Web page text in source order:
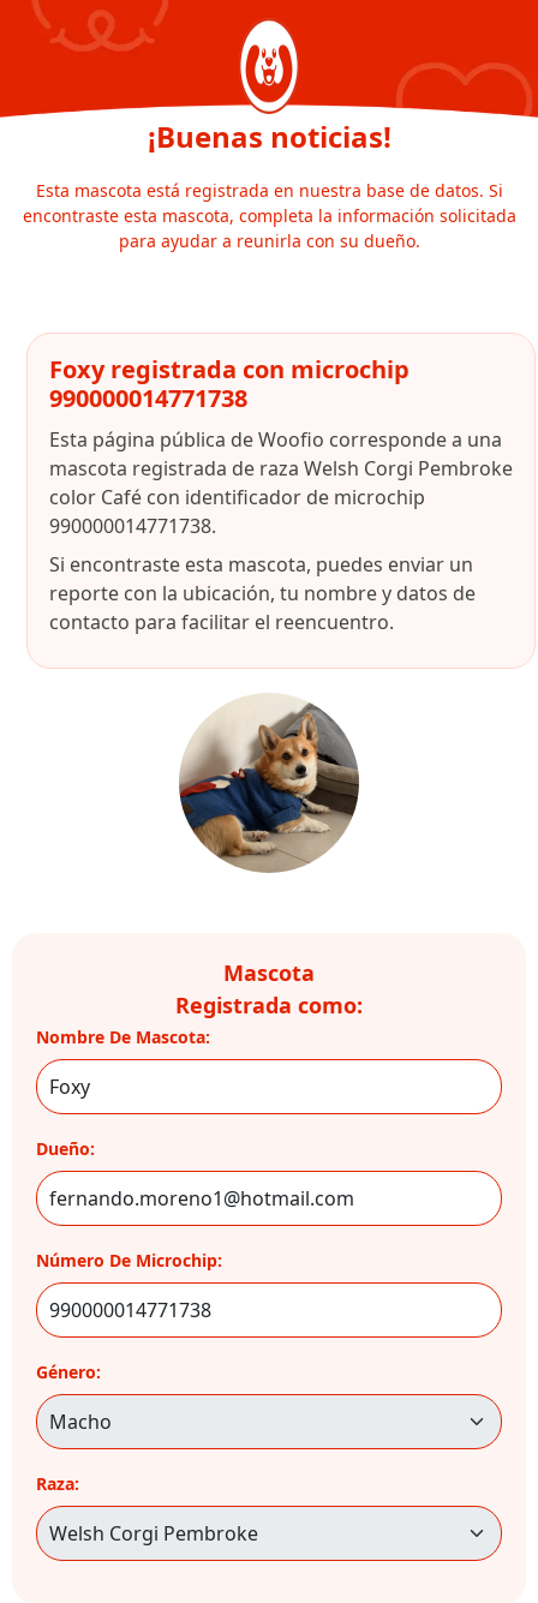
¡Buenas noticias!
Esta mascota está registrada en nuestra base de datos. Si
encontraste esta mascota, completa la información solicitada
para ayudar a reunirla con su dueño.
Foxy registrada con microchip
990000014771738
Esta página pública de Woofio corresponde a una
mascota registrada de raza Welsh Corgi Pembroke
color Café con identificador de microchip
990000014771738.
Si encontraste esta mascota, puedes enviar un
reporte con la ubicación, tu nombre y datos de
contacto para facilitar el reencuentro.
Mascota
Registrada como:
Nombre De Mascota:
Dueño:
Número De Microchip:
Género:
Raza: